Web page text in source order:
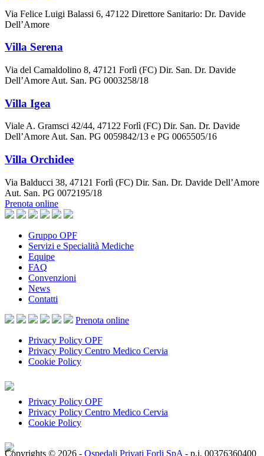
Via Felice Luigi Balassi 6, 47122 Direttore Sanitario: Dr. Davide
Dell’Amore
Villa Serena
Via del Camaldolino 8, 47121 Forlì (FC) Dir. San. Dr. Davide
Dell’Amore Aut. San. PG 0003258/18
Villa Igea
Viale A. Gramsci 42/44, 47122 Forlì (FC) Dir. San. Dr. Davide
Dell’Amore Aut. San. PG 0059842/13 e PG 0065505/16
Villa Orchidee
Via Balducci 38, 47121 Forlì (FC) Dir. San. Dr. Davide Dell’Amore
Aut. San. PG 0072195/18
Prenota online
Gruppo OPF
Servizi e Specialità Mediche
Equipe
FAQ
Convenzioni
News
Contatti
Prenota online
Privacy Policy OPF
Privacy Policy Centro Medico Cervia
Cookie Policy
Privacy Policy OPF
Privacy Policy Centro Medico Cervia
Cookie Policy
Copyrights © 2026 - Ospedali Privati Forli SpA - p.i. 00376360400